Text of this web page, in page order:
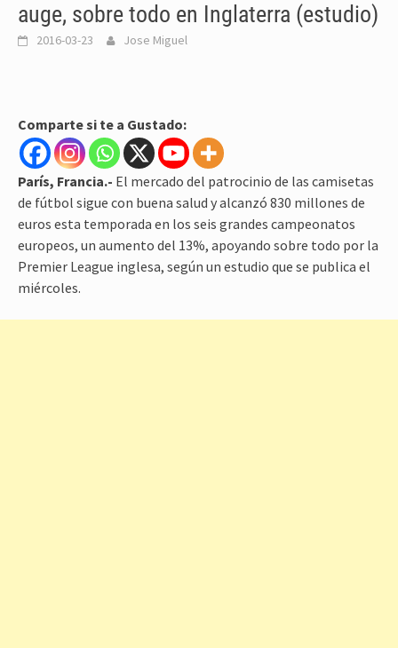
auge, sobre todo en Inglaterra (estudio)
2016-03-23 Jose Miguel
Comparte si te a Gustado:
París, Francia.- El mercado del patrocinio de las camisetas
de fútbol sigue con buena salud y alcanzó 830 millones de
euros esta temporada en los seis grandes campeonatos
europeos, un aumento del 13%, apoyando sobre todo por la
Premier League inglesa, según un estudio que se publica el
miércoles.